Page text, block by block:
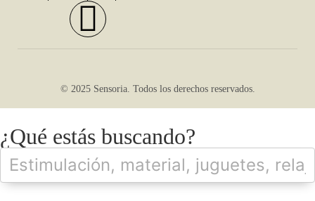
© 2025 Sensoria. Todos los derechos reservados.
¿Qué estás buscando?